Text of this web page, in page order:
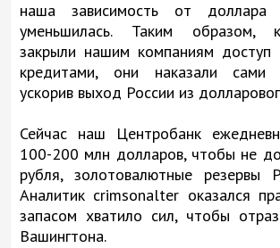
наша зависимость от доллара
уменьшилась. Таким образом,
закрыли нашим компаниям доступ
кредитами, они наказали сами
ускорив выход России из
Сейчас наш Центробанк
100-200 млн долларов, чтобы не
рубля, золотовалютные резервы
Аналитик crimsonalter оказался
запасом хватило сил, чтобы
Вашингтона.